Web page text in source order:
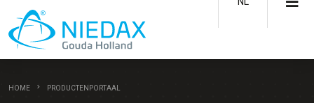
HOME PRODUCTENPORTAAL